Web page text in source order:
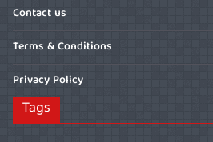
Contact us
Terms & Conditions
Privacy Policy
Tags